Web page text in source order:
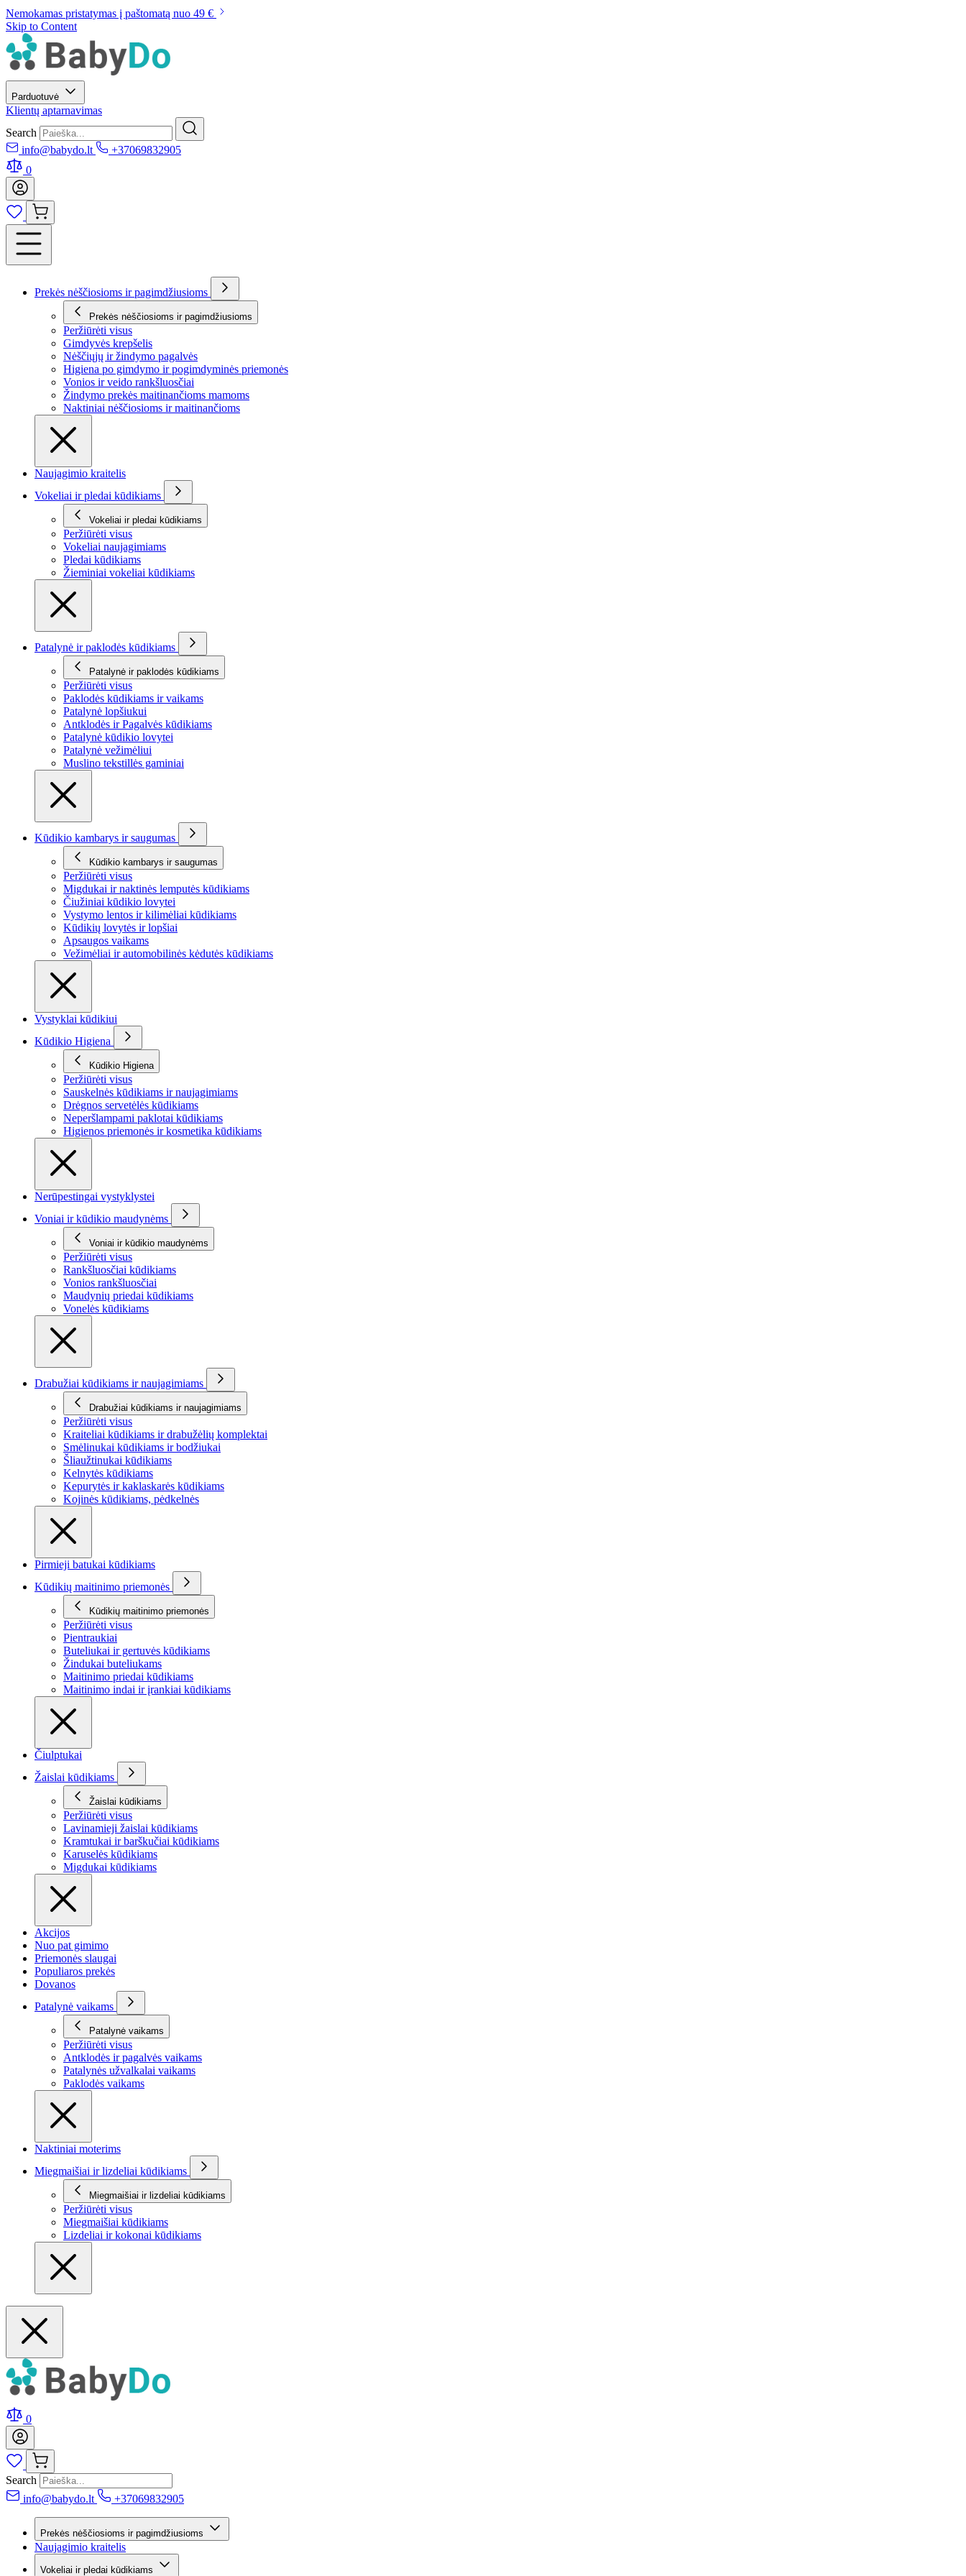
Nemokamas pristatymas į paštomatą nuo 49 €
Skip to Content
Parduotuvė
Klientų aptarnavimas
Search
info@babydo.lt
+37069832905
0
Prekės nėščiosioms ir pagimdžiusioms
Prekės nėščiosioms ir pagimdžiusioms
Peržiūrėti visus
Gimdyvės krepšelis
Nėščiųjų ir žindymo pagalvės
Higiena po gimdymo ir pogimdyminės priemonės
Vonios ir veido rankšluosčiai
Žindymo prekės maitinančioms mamoms
Naktiniai nėščiosioms ir maitinančioms
Naujagimio kraitelis
Vokeliai ir pledai kūdikiams
Vokeliai ir pledai kūdikiams
Peržiūrėti visus
Vokeliai naujagimiams
Pledai kūdikiams
Žieminiai vokeliai kūdikiams
Patalynė ir paklodės kūdikiams
Patalynė ir paklodės kūdikiams
Peržiūrėti visus
Paklodės kūdikiams ir vaikams
Patalynė lopšiukui
Antklodės ir Pagalvės kūdikiams
Patalynė kūdikio lovytei
Patalynė vežimėliui
Muslino tekstillės gaminiai
Kūdikio kambarys ir saugumas
Kūdikio kambarys ir saugumas
Peržiūrėti visus
Migdukai ir naktinės lemputės kūdikiams
Čiužiniai kūdikio lovytei
Vystymo lentos ir kilimėliai kūdikiams
Kūdikių lovytės ir lopšiai
Apsaugos vaikams
Vežimėliai ir automobilinės kėdutės kūdikiams
Vystyklai kūdikiui
Kūdikio Higiena
Kūdikio Higiena
Peržiūrėti visus
Sauskelnės kūdikiams ir naujagimiams
Drėgnos servetėlės kūdikiams
Neperšlampami paklotai kūdikiams
Higienos priemonės ir kosmetika kūdikiams
Nerūpestingai vystyklystei
Voniai ir kūdikio maudynėms
Voniai ir kūdikio maudynėms
Peržiūrėti visus
Rankšluosčiai kūdikiams
Vonios rankšluosčiai
Maudynių priedai kūdikiams
Vonelės kūdikiams
Drabužiai kūdikiams ir naujagimiams
Drabužiai kūdikiams ir naujagimiams
Peržiūrėti visus
Kraiteliai kūdikiams ir drabužėlių komplektai
Smėlinukai kūdikiams ir bodžiukai
Šliaužtinukai kūdikiams
Kelnytės kūdikiams
Kepurytės ir kaklaskarės kūdikiams
Kojinės kūdikiams, pėdkelnės
Pirmieji batukai kūdikiams
Kūdikių maitinimo priemonės
Kūdikių maitinimo priemonės
Peržiūrėti visus
Pientraukiai
Buteliukai ir gertuvės kūdikiams
Žindukai buteliukams
Maitinimo priedai kūdikiams
Maitinimo indai ir įrankiai kūdikiams
Čiulptukai
Žaislai kūdikiams
Žaislai kūdikiams
Peržiūrėti visus
Lavinamieji žaislai kūdikiams
Kramtukai ir barškučiai kūdikiams
Karuselės kūdikiams
Migdukai kūdikiams
Akcijos
Nuo pat gimimo
Priemonės slaugai
Populiaros prekės
Dovanos
Patalynė vaikams
Patalynė vaikams
Peržiūrėti visus
Antklodės ir pagalvės vaikams
Patalynės užvalkalai vaikams
Paklodės vaikams
Naktiniai moterims
Miegmaišiai ir lizdeliai kūdikiams
Miegmaišiai ir lizdeliai kūdikiams
Peržiūrėti visus
Miegmaišiai kūdikiams
Lizdeliai ir kokonai kūdikiams
0
Search
info@babydo.lt
+37069832905
Prekės nėščiosioms ir pagimdžiusioms
Naujagimio kraitelis
Vokeliai ir pledai kūdikiams